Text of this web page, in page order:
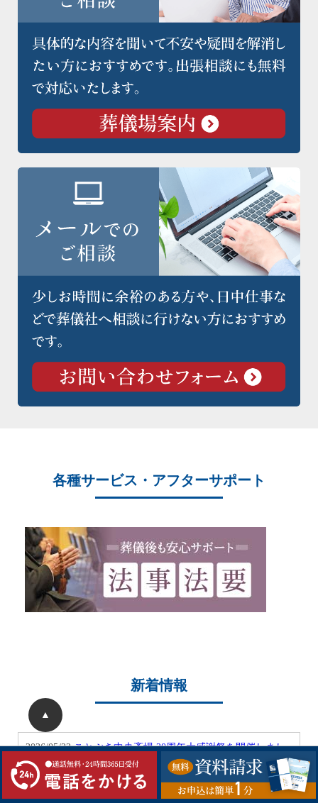
各種サービス・アフターサポート
新着情報
2026/05/22 ことぶき中央斎場 20周年大感謝祭を開催しまし
た
2026/05/04 ことぶき中央斎場 20周年記念大感謝祭開催のお
知らせ
▲